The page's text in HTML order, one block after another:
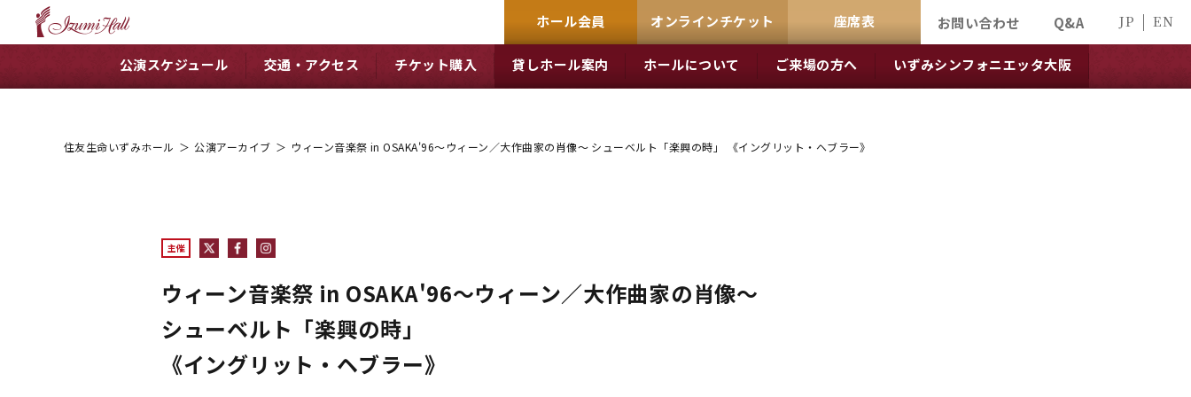
ホール会員 オンラインチケット 座席表 お問い合わせ Q&A JP EN
公演スケジュール 交通・アクセス チケット購入 貸しホール案内 ホールについて ご来場の方へ いずみシンフォニエッタ大阪
住友生命いずみホール ＞ 公演アーカイブ ＞ ウィーン音楽祭 in OSAKA'96～ウィーン／大作曲家の肖像～ シューベルト「楽興の時」 《イングリット・ヘブラー》
主催
ウィーン音楽祭 in OSAKA'96～ウィーン／大作曲家の肖像～
シューベルト「楽興の時」
《イングリット・ヘブラー》